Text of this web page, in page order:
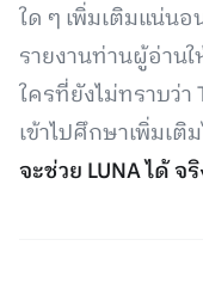
ใด ๆ เพิ่มเติมแน่นอ
รายงานท่านผู้อ่าน
ใครที่ยังไม่ทราบว่า
เข้าไปศึกษาเพิ่มเ
จะช่วย LUNA ได้ จ